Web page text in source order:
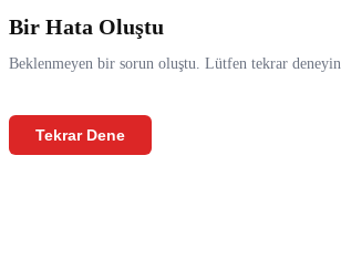
Bir Hata Oluştu
Beklenmeyen bir sorun oluştu. Lütfen tekrar deneyin.
Tekrar Dene